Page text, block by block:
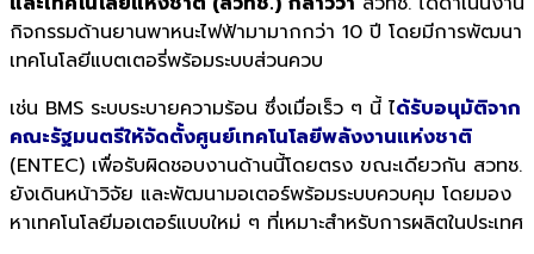
กิจกรรมด้านยานพาหนะไฟฟ้ามามากกว่า 10 ปี โดยมีการพัฒนา
เทคโนโลยีแบตเตอรี่พร้อมระบบส่วนควบ
เช่น BMS ระบบระบายความร้อน ซึ่งเมื่อเร็ว ๆ นี้ ได้รับอนุมัติจาก
คณะรัฐมนตรีให้จัดตั้งศูนย์เทคโนโลยีพลังงานแห่งชาติ
(ENTEC) เพื่อรับผิดชอบงานด้านนี้โดยตรง ขณะเดียวกัน สวทช.
ยังเดินหน้าวิจัย และพัฒนามอเตอร์พร้อมระบบควบคุม โดยมอง
หาเทคโนโลยีมอเตอร์แบบใหม่ ๆ ที่เหมาะสำหรับการผลิตในประเทศ